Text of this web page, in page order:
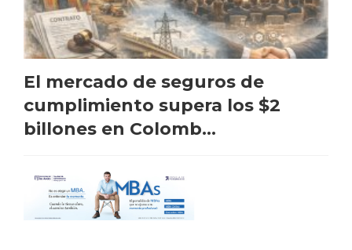
El mercado de seguros de
cumplimiento supera los $2
billones en Colomb...